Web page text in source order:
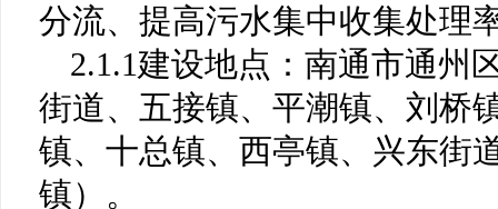
分流、提高污水集中收集处理
2.1.1建设地点： 南通市通州
街道、 五接镇、平潮镇、刘桥
镇、 十总镇、西亭镇、兴东街
镇） 。